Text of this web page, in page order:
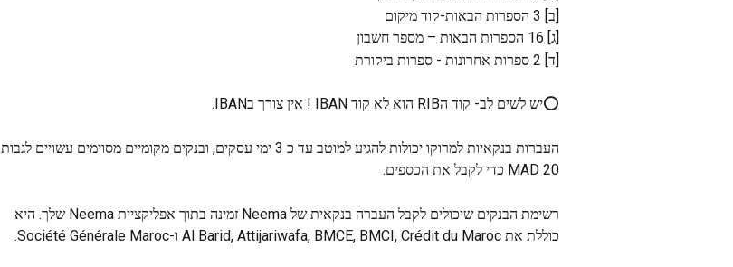
[ב] 3 הספרות הבאות-קוד מיקום
[ג] 16 הספרות הבאות – מספר חשבון
[ד] 2 ספרות אחרונות - ספרות ביקורת
⭕יש לשים לב- קוד הRIB הוא לא קוד IBAN ! אין צורך בIBAN.
העברות בנקאיות למרוקו יכולות להגיע למוטב עד כ 3 ימי עסקים, ובנקים מקומיים מסוימים עשויים לגבות
20 MAD כדי לקבל את הכספים.
רשימת הבנקים שיכולים לקבל העברה בנקאית של Neema זמינה בתוך אפליקציית Neema שלך. היא
כוללת את Al Barid, Attijariwafa, BMCE, BMCI, Crédit du Maroc ו-Société Générale Maroc.